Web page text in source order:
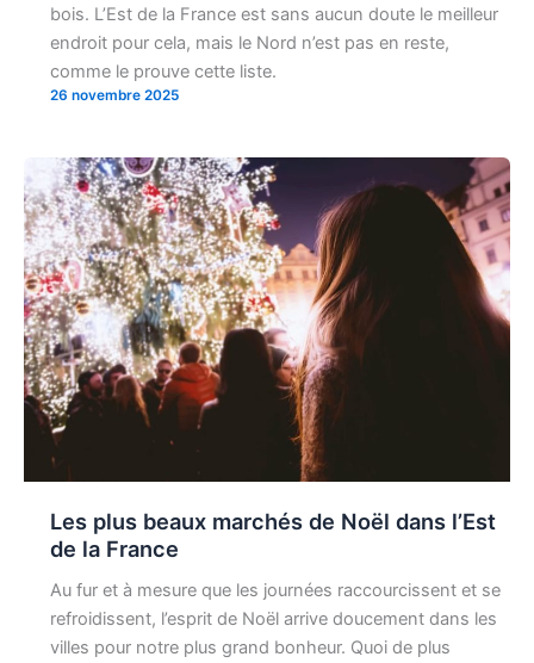
bois. L’Est de la France est sans aucun doute le meilleur
endroit pour cela, mais le Nord n’est pas en reste,
comme le prouve cette liste.
26 novembre 2025
Les plus beaux marchés de Noël dans l’Est
de la France
Au fur et à mesure que les journées raccourcissent et se
refroidissent, l’esprit de Noël arrive doucement dans les
villes pour notre plus grand bonheur. Quoi de plus